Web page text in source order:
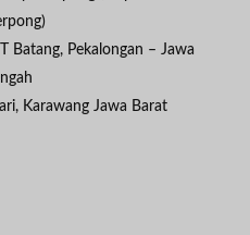
Batang, Pekalongan – Jawa
Karawang Jawa Barat